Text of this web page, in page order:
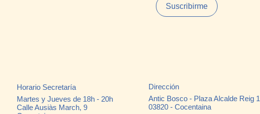
Suscribirme
Dirección
Antic Bosco - Plaza Alcalde Reig 1
03820 - Cocentaina
Horario Secretaría
Martes y Jueves de 18h - 20h
Calle Ausiàs March, 9